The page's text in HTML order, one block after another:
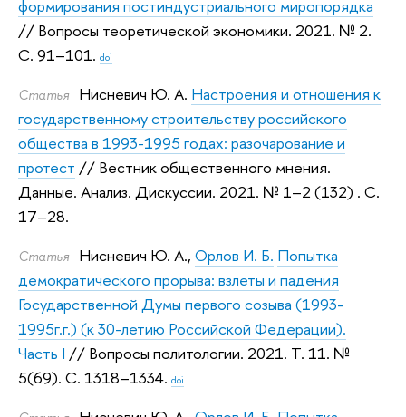
формирования постиндустриального миропорядка
// Вопросы теоретической экономики. 2021. № 2.
С. 91–101. doi
Статья Нисневич Ю. А. Настроения и отношения к
государственному строительству российского
общества в 1993-1995 годах: разочарование и
протест // Вестник общественного мнения.
Данные. Анализ. Дискуссии. 2021. № 1–2 (132) . С.
17–28.
Статья Нисневич Ю. А.,Орлов И. Б. Попытка
демократического прорыва: взлеты и падения
Государственной Думы первого созыва (1993-
1995г.г.) (к 30-летию Российской Федерации).
Часть I // Вопросы политологии. 2021. Т. 11. №
5(69). С. 1318–1334. doi